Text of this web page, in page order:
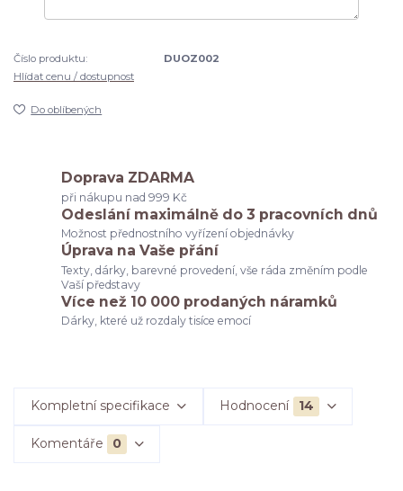
Číslo produktu:
DUOZ002
Hlídat cenu / dostupnost
Do oblíbených
Doprava ZDARMA
při nákupu nad 999 Kč
Odeslání maximálně do 3 pracovních dnů
Možnost přednostního vyřízení objednávky
Úprava na Vaše přání
Texty, dárky, barevné provedení, vše ráda změním podle
Vaší představy
Více než 10 000 prodaných náramků
Dárky, které už rozdaly tisíce emocí
Kompletní specifikace Hodnocení 14
Komentáře 0